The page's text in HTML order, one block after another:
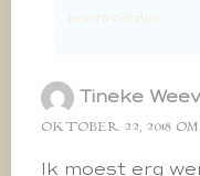
beantwoorden
Tineke
OKTOBER 22, 2018 OM
Ik moest erg